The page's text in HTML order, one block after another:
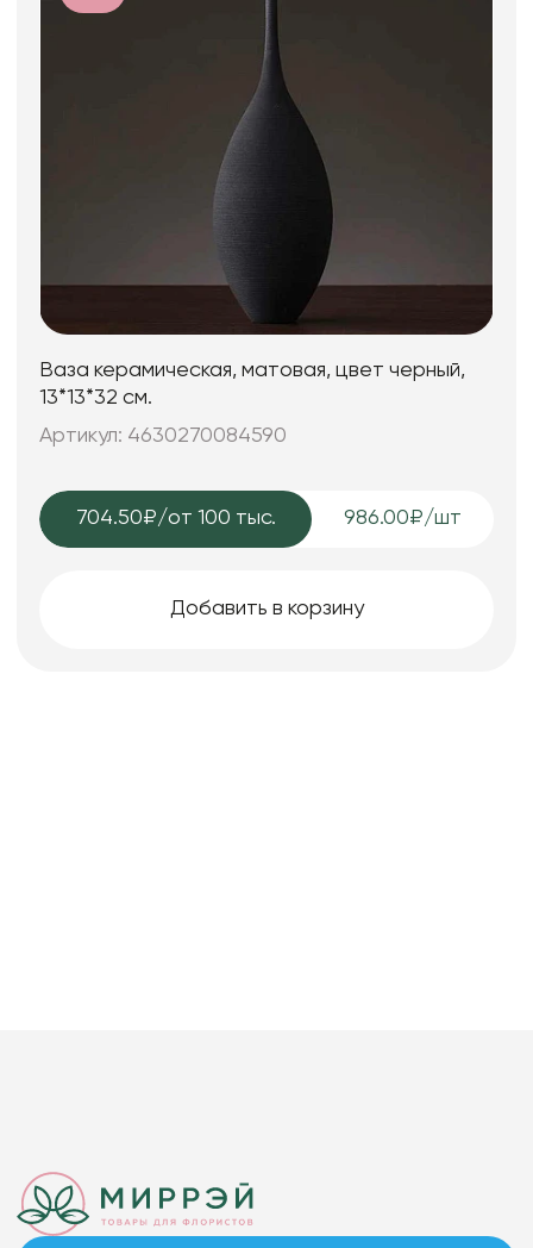
Ваза керамическая, матовая, цвет черный,
13*13*32 см.
Артикул: 4630270084590
704.50₽/от 100 тыс. 986.00₽/шт
Добавить в корзину